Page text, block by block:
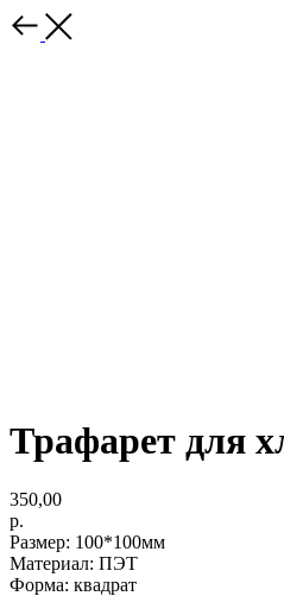
Трафарет для
350,00
р.
Размер: 100*100мм
Материал: ПЭТ
Форма: квадрат